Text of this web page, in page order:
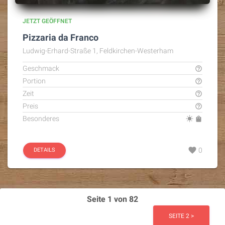
JETZT GEÖFFNET
Pizzaria da Franco
Ludwig-Erhard-Straße 1, Feldkirchen-Westerham
Geschmack help_outline
Portion help_outline
Zeit help_outline
Preis help_outline
Besonderes wb_sunny shopping_bag
DETAILS favorite 0
Seite 1 von 82
SEITE 2 >